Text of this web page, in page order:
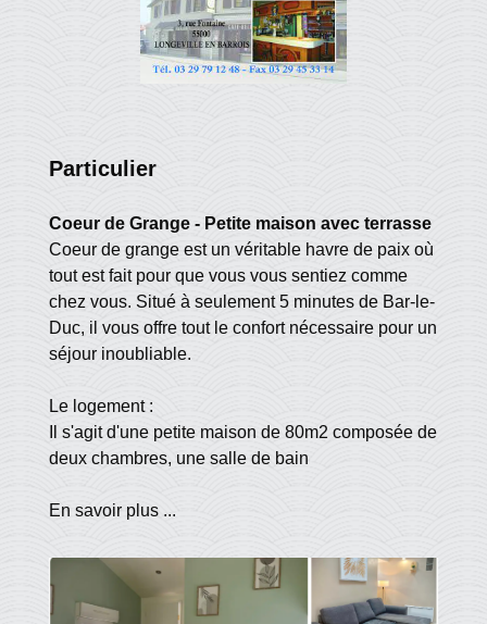
Particulier
Coeur de Grange - Petite maison avec terrasse
Coeur de grange est un véritable havre de paix où
tout est fait pour que vous vous sentiez comme
chez vous. Situé à seulement 5 minutes de Bar-le-
Duc, il vous offre tout le confort nécessaire pour un
séjour inoubliable.
Le logement :
Il s'agit d'une petite maison de 80m2 composée de
deux chambres, une salle de bain
En savoir plus ...